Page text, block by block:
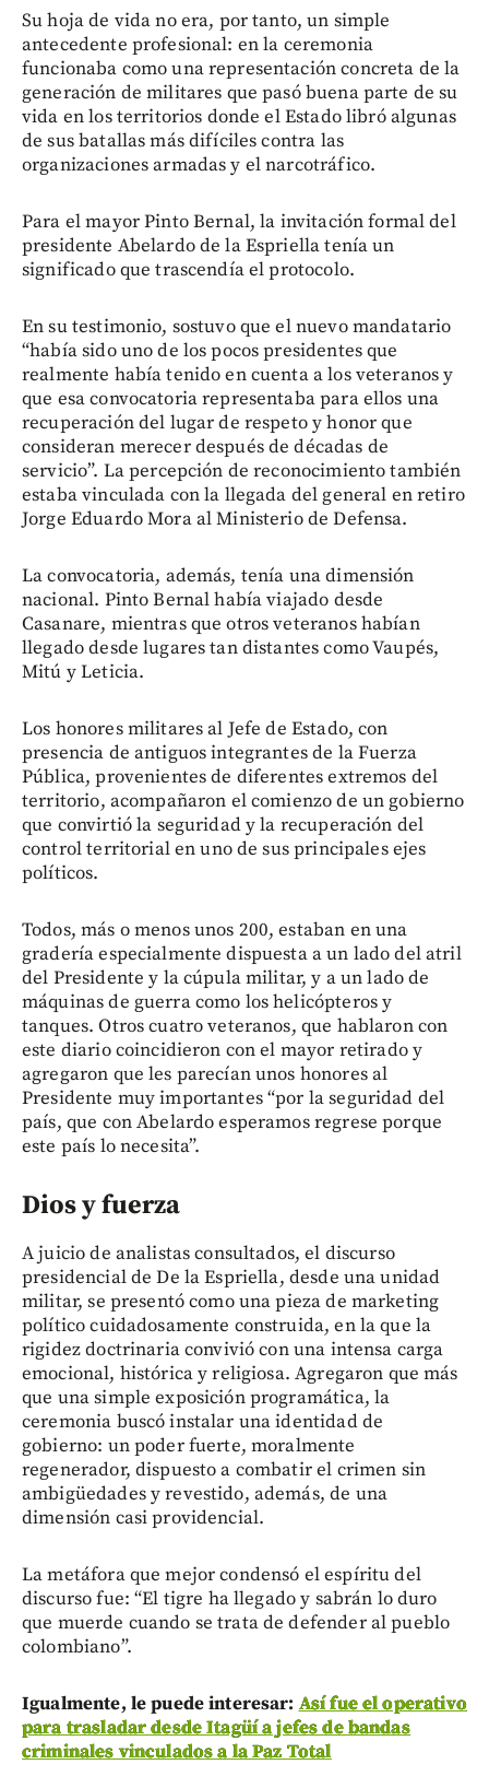
Su hoja de vida no era, por tanto, un simple
antecedente profesional: en la ceremonia
funcionaba como una representación concreta de la
generación de militares que pasó buena parte de su
vida en los territorios donde el Estado libró algunas
de sus batallas más difíciles contra las
organizaciones armadas y el narcotráfico.
Para el mayor Pinto Bernal, la invitación formal del
presidente Abelardo de la Espriella tenía un
significado que trascendía el protocolo.
En su testimonio, sostuvo que el nuevo mandatario
“había sido uno de los pocos presidentes que
realmente había tenido en cuenta a los veteranos y
que esa convocatoria representaba para ellos una
recuperación del lugar de respeto y honor que
consideran merecer después de décadas de
servicio”. La percepción de reconocimiento también
estaba vinculada con la llegada del general en retiro
Jorge Eduardo Mora al Ministerio de Defensa.
La convocatoria, además, tenía una dimensión
nacional. Pinto Bernal había viajado desde
Casanare, mientras que otros veteranos habían
llegado desde lugares tan distantes como Vaupés,
Mitú y Leticia.
Los honores militares al Jefe de Estado, con
presencia de antiguos integrantes de la Fuerza
Pública, provenientes de diferentes extremos del
territorio, acompañaron el comienzo de un gobierno
que convirtió la seguridad y la recuperación del
control territorial en uno de sus principales ejes
políticos.
Todos, más o menos unos 200, estaban en una
gradería especialmente dispuesta a un lado del atril
del Presidente y la cúpula militar, y a un lado de
máquinas de guerra como los helicópteros y
tanques. Otros cuatro veteranos, que hablaron con
este diario coincidieron con el mayor retirado y
agregaron que les parecían unos honores al
Presidente muy importantes “por la seguridad del
país, que con Abelardo esperamos regrese porque
este país lo necesita”.
Dios y fuerza
A juicio de analistas consultados, el discurso
presidencial de De la Espriella, desde una unidad
militar, se presentó como una pieza de marketing
político cuidadosamente construida, en la que la
rigidez doctrinaria convivió con una intensa carga
emocional, histórica y religiosa. Agregaron que más
que una simple exposición programática, la
ceremonia buscó instalar una identidad de
gobierno: un poder fuerte, moralmente
regenerador, dispuesto a combatir el crimen sin
ambigüedades y revestido, además, de una
dimensión casi providencial.
La metáfora que mejor condensó el espíritu del
discurso fue: “El tigre ha llegado y sabrán lo duro
que muerde cuando se trata de defender al pueblo
colombiano”.
Igualmente, le puede interesar: Así fue el operativo
para trasladar desde Itagüí a jefes de bandas
criminales vinculados a la Paz Total